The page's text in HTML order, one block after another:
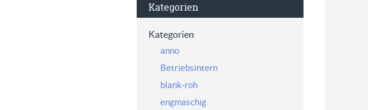
Kategorien
Kategorien
anno
Betriebsintern
blank-roh
engmaschig